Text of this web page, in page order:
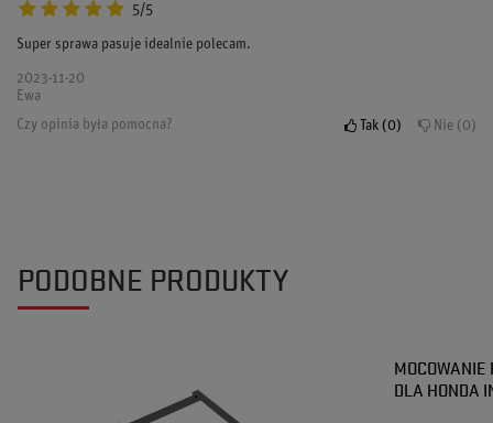
5/5
Super sprawa pasuje idealnie polecam.
2023-11-20
Ewa
Czy opinia była pomocna?
Tak 0 Nie 0
PODOBNE PRODUKTY
MOCOWANIE
DLA HONDA